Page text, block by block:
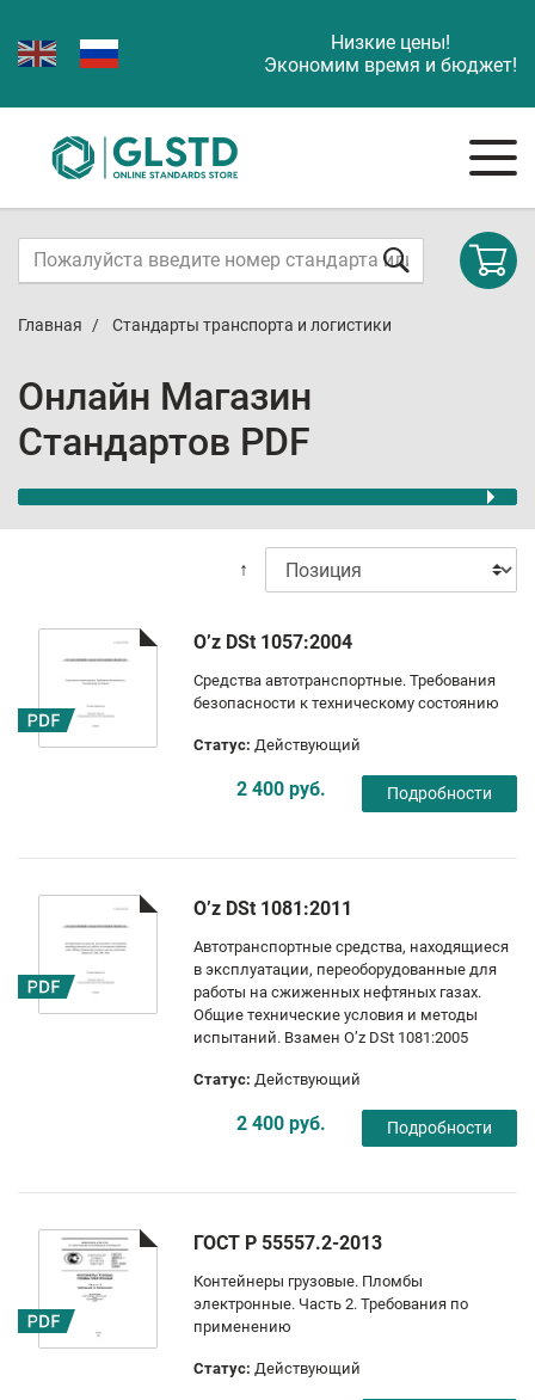
Низкие цены!
Экономим время и бюджет!
Главная Стандарты транспорта и логистики
Онлайн Магазин
Стандартов PDF
↑
O’z DSt 1057:2004
Средства автотранспортные. Требования
безопасности к техническому состоянию
Статус: Действующий
2 400 руб. Подробности
O’z DSt 1081:2011
Автотранспортные средства, находящиеся
в эксплуатации, переоборудованные для
работы на сжиженных нефтяных газах.
Общие технические условия и методы
испытаний. Взамен O’z DSt 1081:2005
Статус: Действующий
2 400 руб. Подробности
ГОСТ Р 55557.2-2013
Контейнеры грузовые. Пломбы
электронные. Часть 2. Требования по
применению
Статус: Действующий